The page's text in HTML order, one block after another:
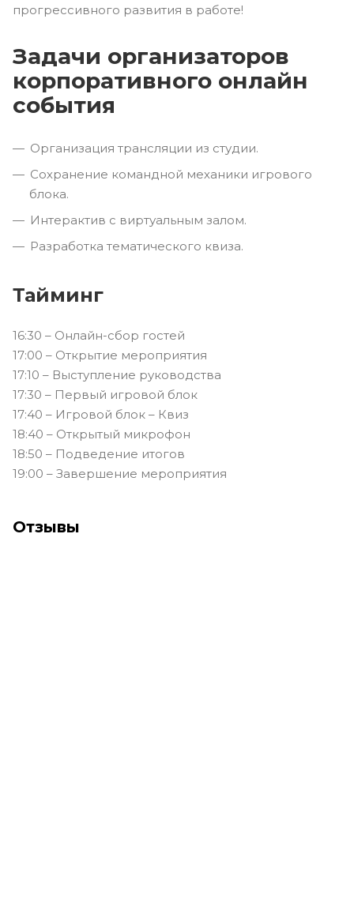
прогрессивного развития в работе!
Задачи организаторов
корпоративного онлайн
события
Организация трансляции из студии.
Сохранение командной механики игрового
блока.
Интерактив с виртуальным залом.
Разработка тематического квиза.
Тайминг
16:30 – Онлайн-сбор гостей
17:00 – Открытие мероприятия
17:10 – Выступление руководства
17:30 – Первый игровой блок
17:40 – Игровой блок – Квиз
18:40 – Открытый микрофон
18:50 – Подведение итогов
19:00 – Завершение мероприятия
Отзывы